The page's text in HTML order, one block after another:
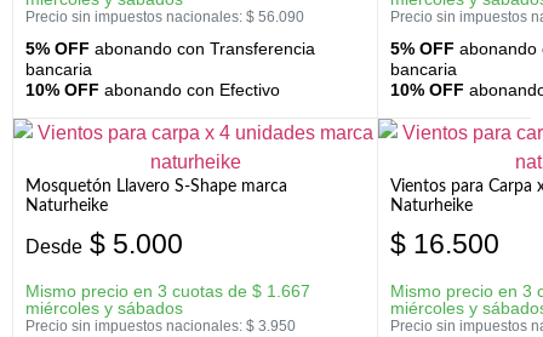
Precio sin impuestos nacionales: $ 56.090
5% OFF abonando con Transferencia
bancaria
10% OFF abonando con Efectivo
Precio sin impuestos
5% OFF abonando
bancaria
10% OFF
Mosquetón Llavero S-Shape marca
Naturheike
Desde $ 5.000
Mismo precio en 3 cuotas de $ 1.667
miércoles y sábados
Precio sin impuestos nacionales: $ 3.950
Vientos para Carpa
Naturheike
$ 16.500
Mismo precio en 3
miércoles y
Precio sin impuestos